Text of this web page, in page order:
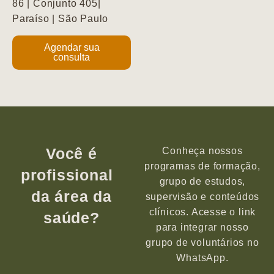
86 | Conjunto 405|
Paraíso | São Paulo
Agendar sua
consulta
Você é
profissional
da área da
saúde?
Conheça nossos
programas de formação,
grupo de estudos,
supervisão e conteúdos
clínicos. Acesse o link
para integrar nosso
grupo de voluntários no
WhatsApp.